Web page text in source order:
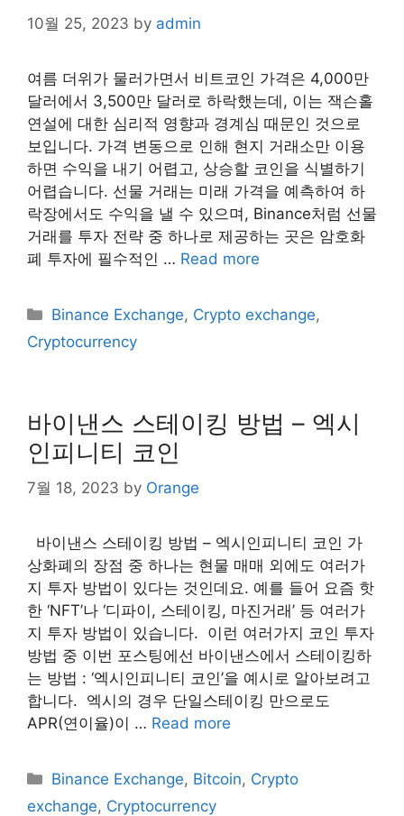
10월 25, 2023 by admin
여름 더위가 물러가면서 비트코인 가격은 4,000만
달러에서 3,500만 달러로 하락했는데, 이는 잭슨홀
연설에 대한 심리적 영향과 경계심 때문인 것으로
보입니다. 가격 변동으로 인해 현지 거래소만 이용
하면 수익을 내기 어렵고, 상승할 코인을 식별하기
어렵습니다. 선물 거래는 미래 가격을 예측하여 하
락장에서도 수익을 낼 수 있으며, Binance처럼 선물
거래를 투자 전략 중 하나로 제공하는 곳은 암호화
폐 투자에 필수적인 … Read more
Categories
Binance Exchange, Crypto exchange,
Cryptocurrency
바이낸스 스테이킹 방법 – 엑시
인피니티 코인
7월 18, 2023 by Orange
바이낸스 스테이킹 방법 – 엑시인피니티 코인 가
상화폐의 장점 중 하나는 현물 매매 외에도 여러가
지 투자 방법이 있다는 것인데요. 예를 들어 요즘 핫
한 ‘NFT’나 ‘디파이, 스테이킹, 마진거래’ 등 여러가
지 투자 방법이 있습니다. ​ 이런 여러가지 코인 투자
방법 중 이번 포스팅에선 바이낸스에서 스테이킹하
는 방법 : ‘엑시인피니티 코인’을 예시로 알아보려고
합니다. ​ 엑시의 경우 단일스테이킹 만으로도
APR(연이율)이 … Read more
Categories
Binance Exchange, Bitcoin, Crypto
exchange, Cryptocurrency